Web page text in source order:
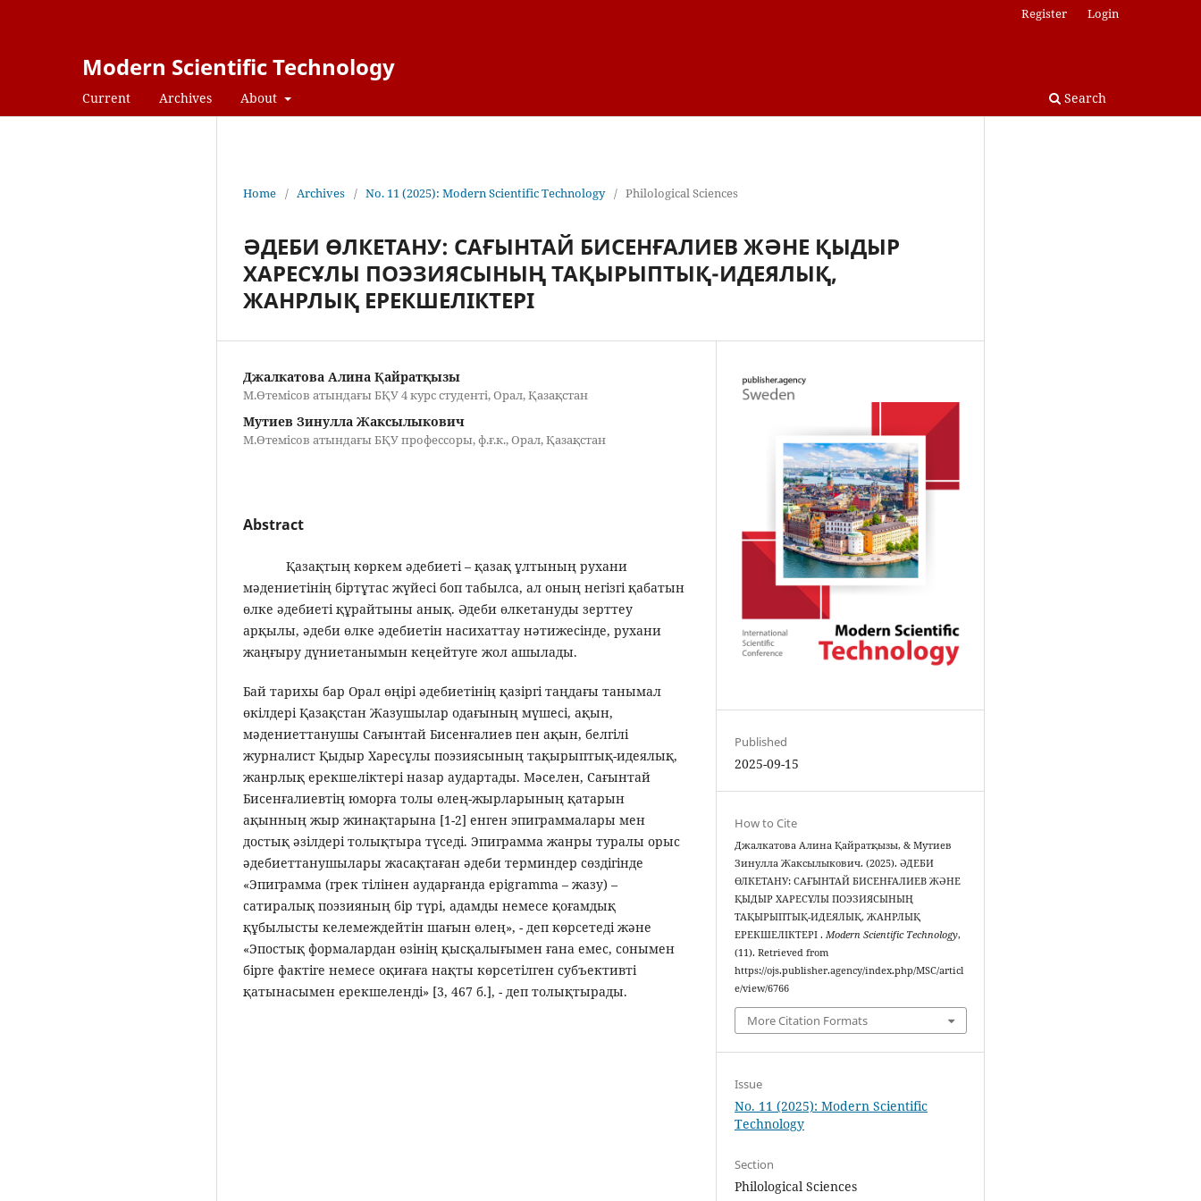
Modern Scientific Technology
Current Archives About Search
Register Login
Home / Archives / No. 11 (2025): Modern Scientific Technology / Philological Sciences
ӘДЕБИ ӨЛКЕТАНУ: САҒЫНТАЙ БИСЕНҒАЛИЕВ ЖӘНЕ ҚЫДЫР
ХАРЕСҰЛЫ ПОЭЗИЯСЫНЫҢ ТАҚЫРЫПТЫҚ-ИДЕЯЛЫҚ,
ЖАНРЛЫҚ ЕРЕКШЕЛІКТЕРІ
Джалкатова Алина Қайратқызы
М.Өтемісов атындағы БҚУ 4 курс студенті, Орал, Қазақстан
Мутиев Зинулла Жаксылыкович
М.Өтемісов атындағы БҚУ профессоры, ф.ғ.к., Орал, Қазақстан
Abstract
Қазақтың көркем әдебиеті – қазақ ұлтының рухани
мәдениетінің біртұтас жүйесі боп табылса, ал оның негізгі қабатын
өлке әдебиеті құрайтыны анық. Әдеби өлкетануды зерттеу
арқылы, әдеби өлке әдебиетін насихаттау нәтижесінде, рухани
жаңғыру дүниетанымын кеңейтуге жол ашылады.
Бай тарихы бар Орал өңірі әдебиетінің қазіргі таңдағы танымал
өкілдері Қазақстан Жазушылар одағының мүшесі, ақын,
мәдениеттанушы Сағынтай Бисенғалиев пен ақын, белгілі
журналист Қыдыр Харесұлы поэзиясының тақырыптық-идеялық,
жанрлық ерекшеліктері назар аудартады. Мәселен, Сағынтай
Бисенғалиевтің юморға толы өлең-жырларының қатарын
ақынның жыр жинақтарына [1-2] енген эпиграммалары мен
достық әзілдері толықтыра түседі. Эпиграмма жанры туралы орыс
әдебиеттанушылары жасақтаған әдеби терминдер сөздігінде
«Эпиграмма (грек тілінен аударғанда epigramma – жазу) –
сатиралық поэзияның бір түрі, адамды немесе қоғамдық
құбылысты келемеждейтін шағын өлең», - деп көрсетеді және
«Эпостық формалардан өзінің қысқалығымен ғана емес, сонымен
бірге фактіге немесе оқиғаға нақты көрсетілген субъективті
қатынасымен ерекшеленді» [3, 467 б.], - деп толықтырады.
Published
2025-09-15
How to Cite
Джалкатова Алина Қайратқызы, & Мутиев
Зинулла Жаксылыкович. (2025). ӘДЕБИ
ӨЛКЕТАНУ: САҒЫНТАЙ БИСЕНҒАЛИЕВ ЖӘНЕ
ҚЫДЫР ХАРЕСҰЛЫ ПОЭЗИЯСЫНЫҢ
ТАҚЫРЫПТЫҚ-ИДЕЯЛЫҚ, ЖАНРЛЫҚ
ЕРЕКШЕЛІКТЕРІ .Modern Scientific Technology,
(11). Retrieved from
https://ojs.publisher.agency/index.php/MSC/articl
e/view/6766
More Citation Formats
Issue
No. 11 (2025): Modern Scientific
Technology
Section
Philological Sciences